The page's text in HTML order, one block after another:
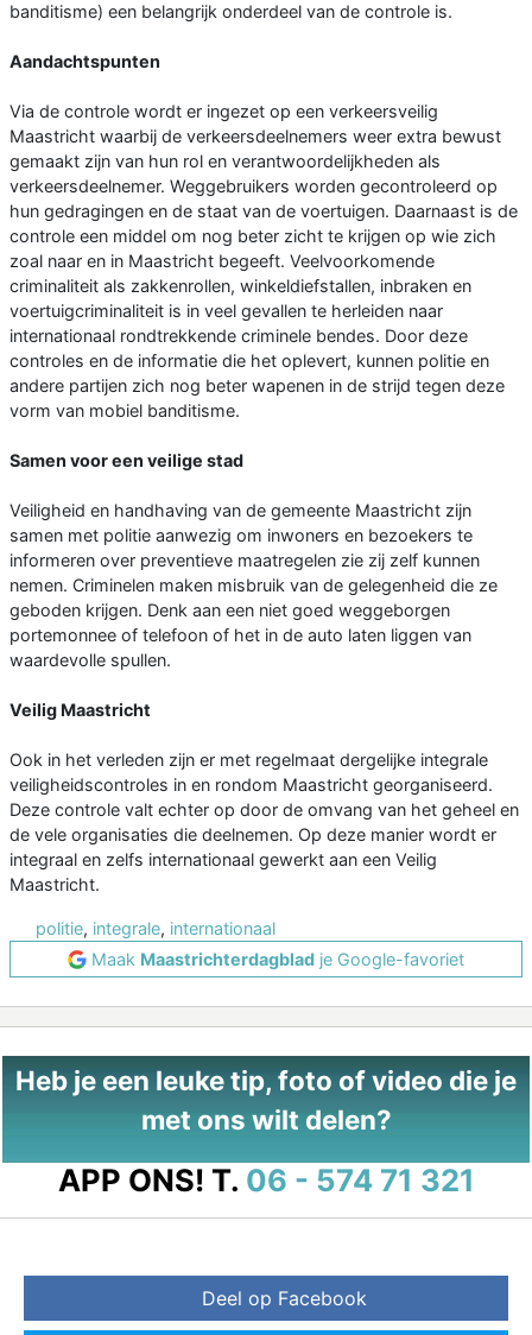
banditisme) een belangrijk onderdeel van de controle is.
Aandachtspunten
Via de controle wordt er ingezet op een verkeersveilig
Maastricht waarbij de verkeersdeelnemers weer extra bewust
gemaakt zijn van hun rol en verantwoordelijkheden als
verkeersdeelnemer. Weggebruikers worden gecontroleerd op
hun gedragingen en de staat van de voertuigen. Daarnaast is de
controle een middel om nog beter zicht te krijgen op wie zich
zoal naar en in Maastricht begeeft. Veelvoorkomende
criminaliteit als zakkenrollen, winkeldiefstallen, inbraken en
voertuigcriminaliteit is in veel gevallen te herleiden naar
internationaal rondtrekkende criminele bendes. Door deze
controles en de informatie die het oplevert, kunnen politie en
andere partijen zich nog beter wapenen in de strijd tegen deze
vorm van mobiel banditisme.
Samen voor een veilige stad
Veiligheid en handhaving van de gemeente Maastricht zijn
samen met politie aanwezig om inwoners en bezoekers te
informeren over preventieve maatregelen zie zij zelf kunnen
nemen. Criminelen maken misbruik van de gelegenheid die ze
geboden krijgen. Denk aan een niet goed weggeborgen
portemonnee of telefoon of het in de auto laten liggen van
waardevolle spullen.
Veilig Maastricht
Ook in het verleden zijn er met regelmaat dergelijke integrale
veiligheidscontroles in en rondom Maastricht georganiseerd.
Deze controle valt echter op door de omvang van het geheel en
de vele organisaties die deelnemen. Op deze manier wordt er
integraal en zelfs internationaal gewerkt aan een Veilig
Maastricht.
politie, integrale, internationaal
Maak Maastrichterdagblad je Google-favoriet
Heb je een leuke tip, foto of video die je
met ons wilt delen?
APP ONS! T. 06 - 574 71 321
Deel op Facebook